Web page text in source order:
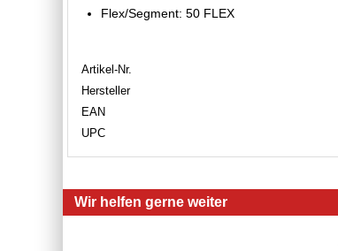
Flex/Segment: 50 FLEX
Artikel-Nr.
Hersteller
EAN
UPC
Wir helfen gerne weiter